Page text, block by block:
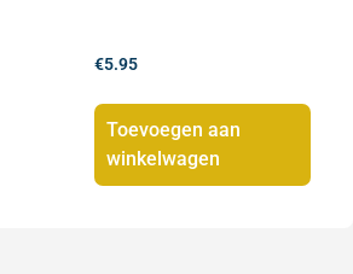
€5.95
Toevoegen aan
winkelwagen